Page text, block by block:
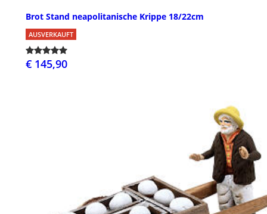
Brot Stand neapolitanische Krippe 18/22cm
AUSVERKAUFT
€ 145,90